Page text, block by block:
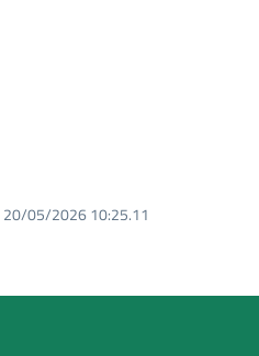
20/05/2026 10:25.11